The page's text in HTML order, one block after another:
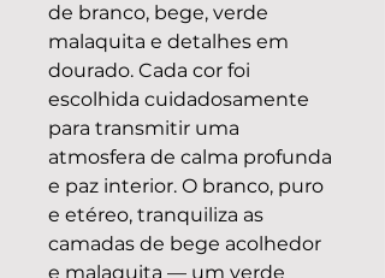
de branco, bege, verde
malaquita e detalhes em
dourado. Cada cor foi
escolhida cuidadosamente
para transmitir uma
atmosfera de calma profunda
e paz interior. O branco, puro
e etéreo, tranquiliza as
camadas de bege acolhedor
e malaquita — um verde